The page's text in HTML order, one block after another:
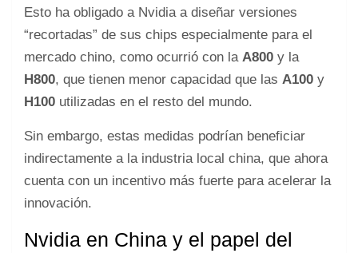
Esto ha obligado a Nvidia a diseñar versiones
“recortadas” de sus chips especialmente para el
mercado chino, como ocurrió con la A800 y la
H800, que tienen menor capacidad que las A100 y
H100 utilizadas en el resto del mundo.
Sin embargo, estas medidas podrían beneficiar
indirectamente a la industria local china, que ahora
cuenta con un incentivo más fuerte para acelerar la
innovación.
Nvidia en China y el papel del